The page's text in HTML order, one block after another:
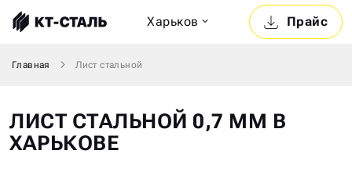
Прайс
Харьков
Главная Лист стальной
ЛИСТ СТАЛЬНОЙ 0,7 ММ В
ХАРЬКОВЕ